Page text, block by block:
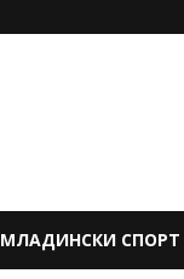
МЛАДИНСКИ СПОРТ